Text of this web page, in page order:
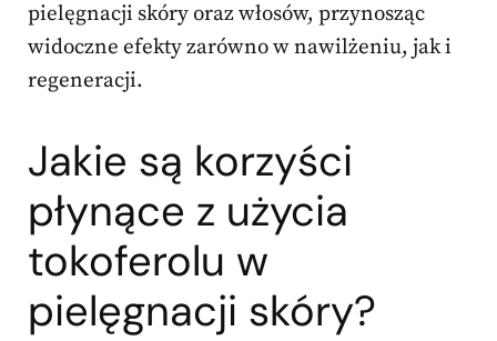
pielęgnacji skóry oraz włosów, przynosząc
widoczne efekty zarówno w nawilżeniu, jak i
regeneracji.
Jakie są korzyści
płynące z użycia
tokoferolu w
pielęgnacji skóry?